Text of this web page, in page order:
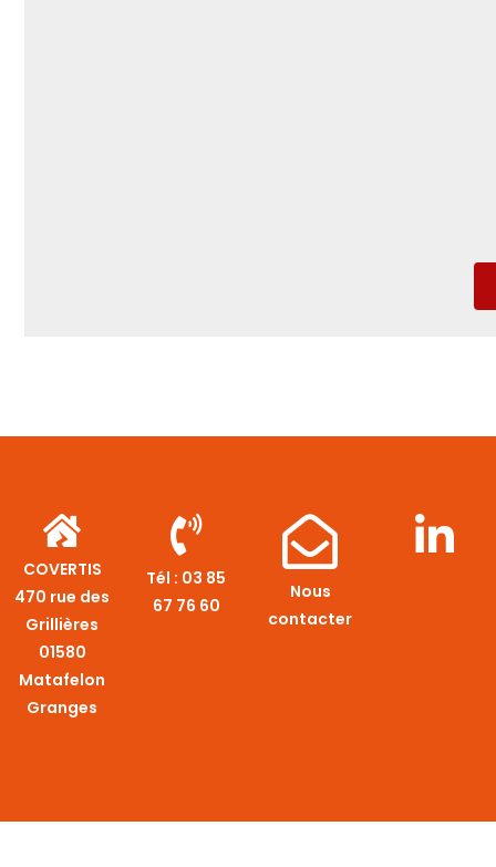
COVERTIS
470 rue des
Grillières
01580
Matafelon
Granges
Tél : 03 85
67 76 60
Nous
contacter